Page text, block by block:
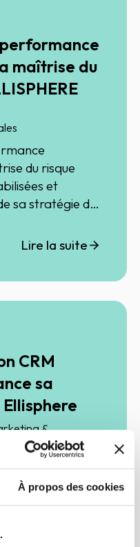
À propos des cookies
maîtrise du
du risque
et
sa stratégie de
Lire la suite
CRM
sa
&
plus fiable
efficace,
CONNECT